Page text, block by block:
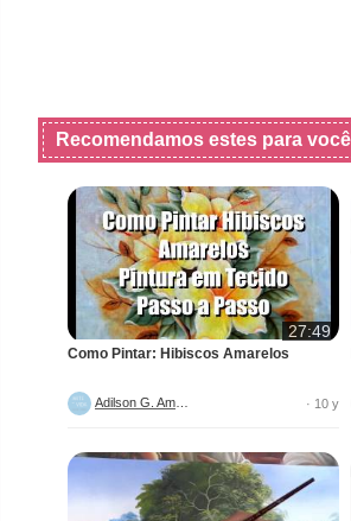
Recomendamos estes para você
27:49
Como Pintar: Hibiscos Amarelos
· 10 y